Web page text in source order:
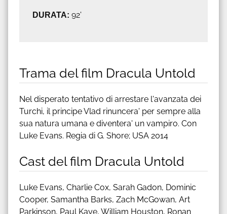
DURATA: 92'
Trama del film Dracula Untold
Nel disperato tentativo di arrestare l'avanzata dei
Turchi, il principe Vlad rinuncera' per sempre alla
sua natura umana e diventera' un vampiro. Con
Luke Evans. Regia di G. Shore; USA 2014
Cast del film Dracula Untold
Luke Evans, Charlie Cox, Sarah Gadon, Dominic
Cooper, Samantha Barks, Zach McGowan, Art
Parkinson, Paul Kaye, William Houston, Ronan